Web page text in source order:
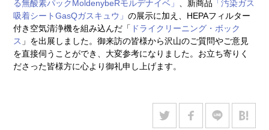
る無酸素パックMoldenybeRモルデナイベ」
、新商品 「汚染ガス
吸着シートGasQガスキュウ」の展示に加え、HEPAフィルター
付き空気清浄機を組み込んだ「 ドライクリーニング・ボック
ス 」を出展しました。御来訪の皆様から沢山のご質問やご意見
を直接伺うことができ、大変参考になりました。お立ち寄りく
ださった皆様方に心より御礼申し上げます。